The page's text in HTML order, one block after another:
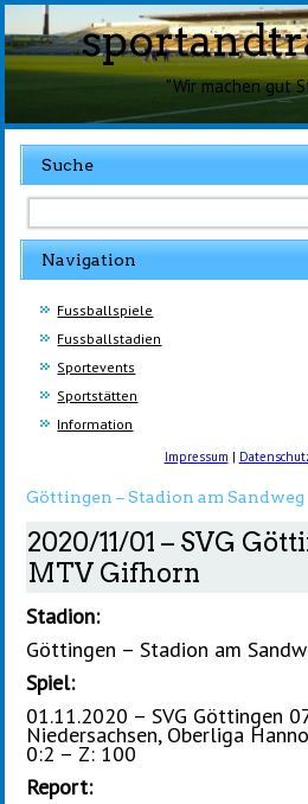
"Wir machen gut
Suche
Navigation
Fussballspiele
Fussballstadien
Sportevents
Sportstätten
Information
Impressum |
Göttingen – Stadion am Sandweg
2020/11/01 – SVG
MTV Gifhorn
Stadion:
Göttingen – Stadion am
Spiel:
01.11.2020 – SVG Göttingen
Niedersachsen, Oberliga
0:2 – Z: 100
Report: